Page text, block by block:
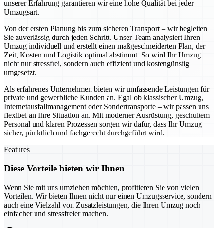
unserer Erfahrung garantieren wir eine hohe Qualität bei jeder
Umzugsart.
Von der ersten Planung bis zum sicheren Transport – wir begleiten
Sie zuverlässig durch jeden Schritt. Unser Team analysiert Ihren
Umzug individuell und erstellt einen maßgeschneiderten Plan, der
Zeit, Kosten und Logistik optimal abstimmt. So wird Ihr Umzug
nicht nur stressfrei, sondern auch effizient und kostengünstig
umgesetzt.
Als erfahrenes Unternehmen bieten wir umfassende Leistungen für
private und gewerbliche Kunden an. Egal ob klassischer Umzug,
Internetausfallmanagement oder Sondertransporte – wir passen uns
flexibel an Ihre Situation an. Mit moderner Ausrüstung, geschultem
Personal und klaren Prozessen sorgen wir dafür, dass Ihr Umzug
sicher, pünktlich und fachgerecht durchgeführt wird.
Features
Diese Vorteile bieten wir Ihnen
Wenn Sie mit uns umziehen möchten, profitieren Sie von vielen
Vorteilen. Wir bieten Ihnen nicht nur einen Umzugsservice, sondern
auch eine Vielzahl von Zusatzleistungen, die Ihren Umzug noch
einfacher und stressfreier machen.